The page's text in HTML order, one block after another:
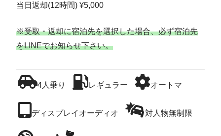
当日返却(12時間) ¥5,000
※受取・返却に宿泊先を選択した場合、必ず宿泊先
をLINEでお知らせ下さい。
4人乗り レギュラー オートマ
ディスプレイオーディオ 対人物無制限